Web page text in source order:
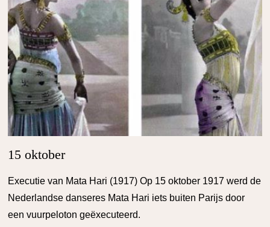
15 oktober
Executie van Mata Hari (1917) Op 15 oktober 1917 werd de
Nederlandse danseres Mata Hari iets buiten Parijs door
een vuurpeloton geëxecuteerd.